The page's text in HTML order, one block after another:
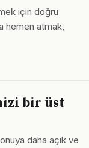
için doğru
hemen atmak,
bir üst
daha açık ve